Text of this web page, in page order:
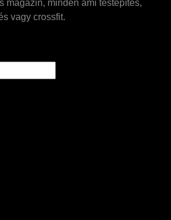
magazin, minden ami testépítés,
vagy crossfit.